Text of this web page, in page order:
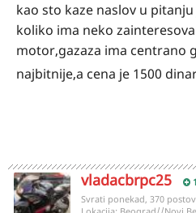
kao sto kaze naslov u
koliko ima neko
motor,gazaza ima centrano
najbitnije,a cena je 1500
vladacbrpc25
Svrati ponekad, 370